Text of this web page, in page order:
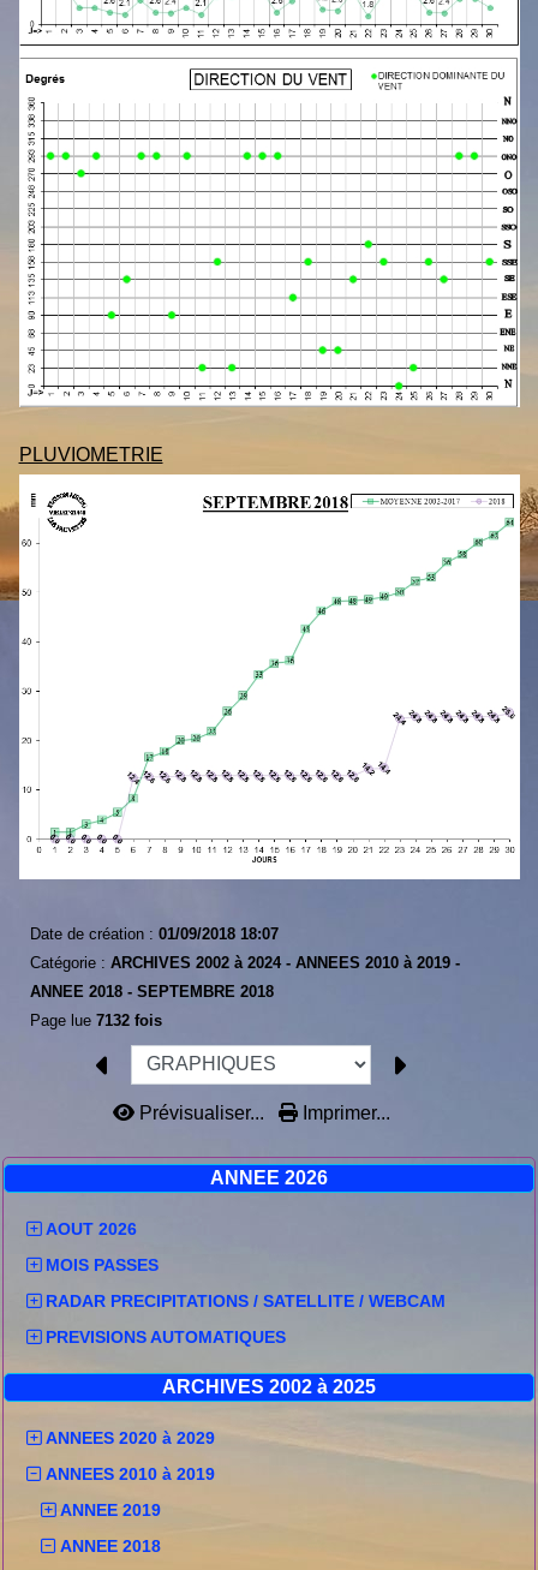
ANNEE 2026
AOUT 2026
MOIS PASSES
RADAR PRECIPITATIONS / SATELLITE / WEBCAM
PREVISIONS AUTOMATIQUES
ARCHIVES 2002 à 2025
ANNEES 2020 à 2029
ANNEES 2010 à 2019
ANNEE 2019
ANNEE 2018
PLUVIOMETRIE
Date de création : 01/09/2018 18:07
Catégorie : ARCHIVES 2002 à 2024 - ANNEES 2010 à 2019 -
ANNEE 2018 - SEPTEMBRE 2018
Page lue 7132 fois
Prévisualiser... Imprimer...